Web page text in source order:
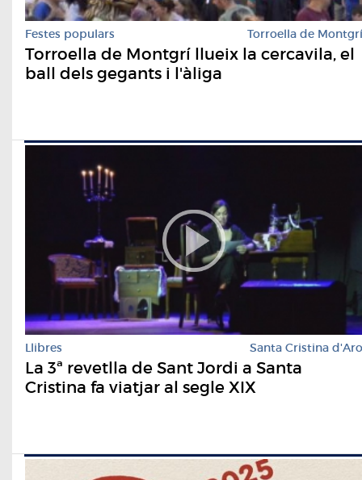
Festes populars Torroella de Montgrí
Torroella de Montgrí llueix la cercavila, el
ball dels gegants i l'àliga
Llibres Santa Cristina d'Aro
La 3ª revetlla de Sant Jordi a Santa
Cristina fa viatjar al segle XIX